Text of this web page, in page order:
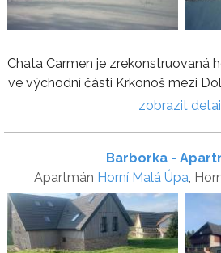
Chata Carmen je zrekonstruovaná
ve východní části Krkonoš mezi
zobrazit
Barborka -
Apartmán Horní Malá Úpa,